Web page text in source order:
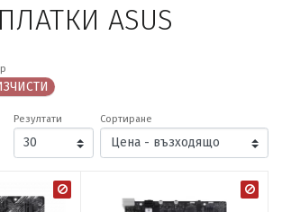
ASUS
Резултати Сортиране